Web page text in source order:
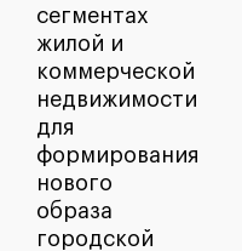
сегментах
жилой и
коммерческой
недвижимости
для
формирования
нового
образа
городской